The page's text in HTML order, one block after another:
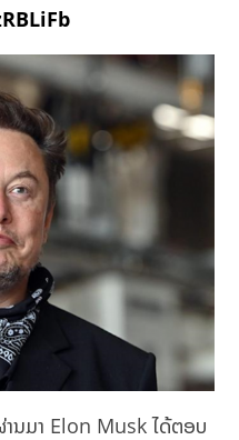
ນມາ Elon Musk ໄດ້ຕອບ